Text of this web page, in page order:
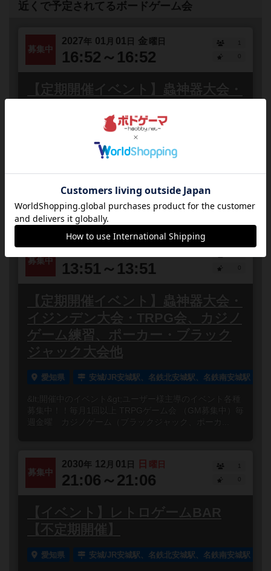
近くで予定されてるボードゲーム会
募集中
2027年 01 月 01 日 金曜日
16:52～16:52
1
【定期開催イベント】蟲神器大会・
ゲーム練習、ポーカー・ブラック
ジャック大会他
&lt;開催中のイベント&gt;ユーザー様主導のイベント各種
募集中！！毎月1回以上 TRPGゲーム会 （GM募集中）毎
週金曜 カジノゲーム（ブラックジャック、ポーカ...
募集中 13:51～13:51
【定期開催イベント】蟲神器大会・
イジンデン大会・TRPG会、カジノ
ゲーム練習、ポーカー・ブラック
ジャック大会他
愛知県 安城/JR安城駅、名鉄北安城駅、名鉄南安城駅
&lt;開催中のイベント&gt;ユーザー様主導のイベント各種
募集中！！毎月1回以上 TRPGゲーム会 （GM募集中）毎
週金曜 カジノゲーム（ブラックジャック、ポーカ...
募集中
2030年 12 月 01 日 日 曜日
21:06～21:06
1
【イベント】レトロゲームBAR
【不定期開催】
愛知県 安城/JR安城駅、名鉄北安城駅、名鉄南安城駅